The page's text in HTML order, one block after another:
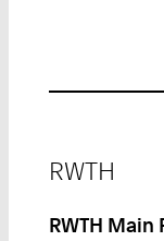
RWTH
RWTH Main